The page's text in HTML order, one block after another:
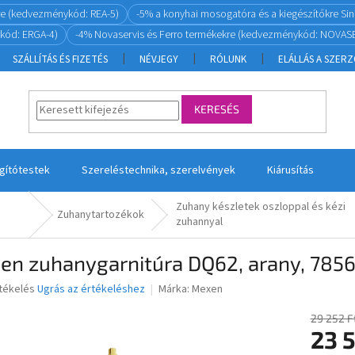
(kedvezménykód: REA-5)
-5% a konyhai mosogatóra és a kiegészítőkre
ERGA-4)
-4% Novaservis és Ferro termékekre (kedvezménykód:
SZÁLLÍTÁS ÉS FIZETÉS NÉVJEGY RÓLUNK ELÁLLÁS A
KERESÉS
Szereléstechnika, szerelvények Kiárusítás
Zuhanytartozékok
Zuhany készletek oszloppal és kézi
zuhannyal
zuhanygarnitúra DQ62, arany,
Ugrás az értékeléshez Márka: Mexen
29 252
23